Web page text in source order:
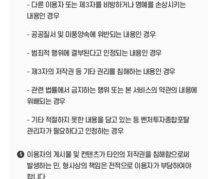
- 다른 이용자 또는 제3자를 비방하거나 명예를 손상시키는
내용인 경우
- 공공질서 및 미풍양속에 위반되는 내용인 경우
- 범죄적 행위에 결부된다고 인정되는 내용인 경우
- 제3자의 저작권 등 기타 권리를 침해하는 내용인 경우
- 관련 법률에서 금지하는 행위 또는 본 서비스의 약관의 내용에
위배되는 경우
- 기타 적절하지 못한 내용을 담고 있는 등 벤처투자종합포탈
관리자가 필요하다고 인정하는 경우
5
이용자의 게시물 및 컨텐츠가 타인의 저작권을 침해함으로써
발생하는 민, 형사상의 책임은 전적으로 이용자가 부담하여야
합니다.